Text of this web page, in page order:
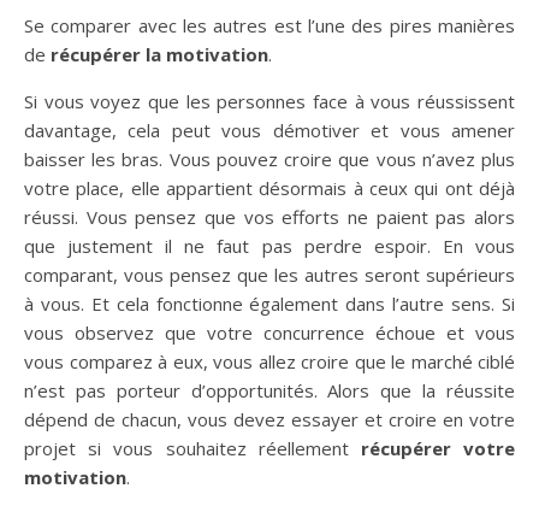
Se comparer avec les autres est l’une des pires manières
de récupérer la motivation.
Si vous voyez que les personnes face à vous réussissent
davantage, cela peut vous démotiver et vous amener
baisser les bras. Vous pouvez croire que vous n’avez plus
votre place, elle appartient désormais à ceux qui ont déjà
réussi. Vous pensez que vos efforts ne paient pas alors
que justement il ne faut pas perdre espoir. En vous
comparant, vous pensez que les autres seront supérieurs
à vous. Et cela fonctionne également dans l’autre sens. Si
vous observez que votre concurrence échoue et vous
vous comparez à eux, vous allez croire que le marché ciblé
n’est pas porteur d’opportunités. Alors que la réussite
dépend de chacun, vous devez essayer et croire en votre
projet si vous souhaitez réellement récupérer votre
motivation.